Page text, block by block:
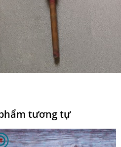
tương tự